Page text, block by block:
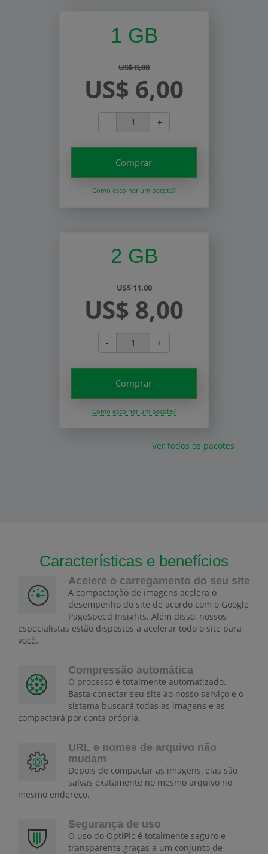
1 GB
US$ 8,00
US$ 6,00
- +
Comprar
Como escolher um pacote?
2 GB
US$ 11,00
US$ 8,00
- +
Comprar
Como escolher um pacote?
Ver todos os pacotes
Características e benefícios
Acelere o carregamento do seu site
A compactação de imagens acelera o
desempenho do site de acordo com o Google
PageSpeed Insights. Além disso, nossos
especialistas estão dispostos a acelerar todo o site para
você.
Compressão automática
O processo é totalmente automatizado.
Basta conectar seu site ao nosso serviço e o
sistema buscará todas as imagens e as
compactará por conta própria.
URL e nomes de arquivo não
mudam
Depois de compactar as imagens, elas são
salvas exatamente no mesmo arquivo no
mesmo endereço.
Segurança de uso
O uso do OptiPic é totalmente seguro e
transparente graças a um conjunto de